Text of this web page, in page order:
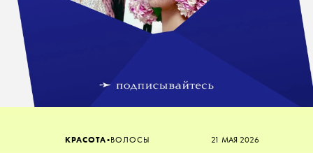
21 МАЯ 2026
КРАСОТА•ВОЛОСЫ